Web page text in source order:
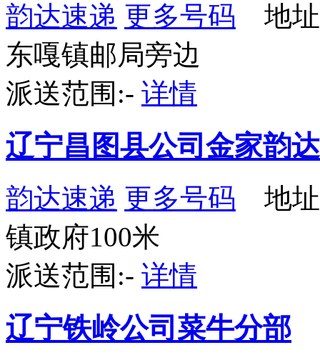
韵达速递 更多号码 地址
东嘎镇邮局旁边
派送范围:- 详情
辽宁昌图县公司金家韵
韵达速递 更多号码 地址
镇政府100米
派送范围:- 详情
辽宁铁岭公司菜牛分部